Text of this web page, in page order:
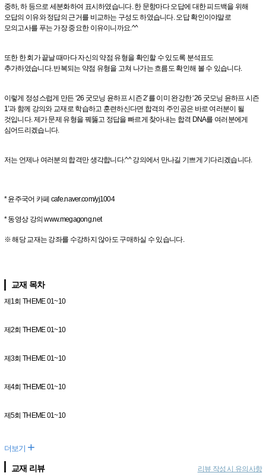
중하, 하 등으로 세분화하여 표시하였습니다. 한 문항마다 오답에 대한 피드백을 위해
오답의 이유와 정답의 근거를 비교하는 구성도 하였습니다. 오답 확인이야말로
모의고사를 푸는 가장 중요한 이유이니까요.^^
또한 한 회가 끝날 때마다 자신의 약점 유형을 확인할 수 있도록 분석표도
추가하였습니다. 반복되는 약점 유형을 고쳐 나가는 흐름도 확인해 볼 수 있습니다.
이렇게 정성스럽게 만든 ‘26 굿모닝 윤하프 시즌 2’를 이미 완강한 ‘26 굿모닝 윤하프 시즌
1’과 함께 강의와 교재로 학습하고 훈련하신다면 합격의 주인공은 바로 여러분이 될
것입니다. 제가 문제 유형을 꿰뚫고 정답을 빠르게 찾아내는 합격 DNA를 여러분에게
심어드리겠습니다.
저는 언제나 여러분의 합격만 생각합니다.^^ 강의에서 만나길 기쁘게 기다리겠습니다.
* 윤주국어 카페 cafe.naver.com/yj1004
* 동영상 강의 www.megagong.net
※ 해당 교재는 강좌를 수강하지 않아도 구매하실 수 있습니다.
교재 목차
제1회 THEME 01~10
제2회 THEME 01~10
제3회 THEME 01~10
제4회 THEME 01~10
제5회 THEME 01~10
더보기 +
교재 리뷰 리뷰 작성 시 유의사항